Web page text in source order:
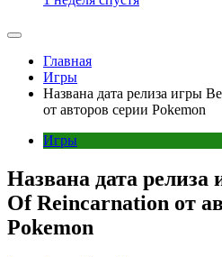
Главная
Игры
Названа дата релиза игры
от авторов серии Pokemon
Игры
Названа дата релиза
Of Reincarnation от
Pokemon